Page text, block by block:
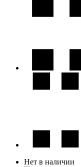
Нет в наличии